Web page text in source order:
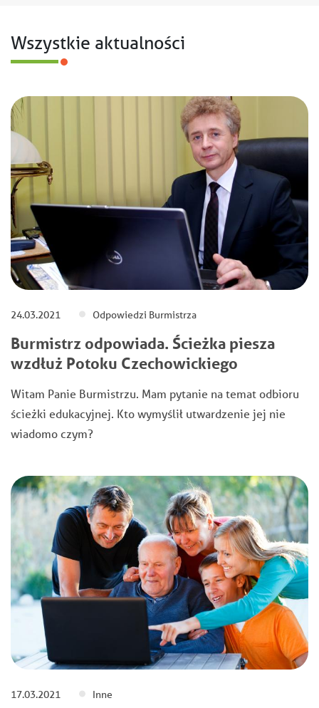
Wszystkie aktualności
24.03.2021 Odpowiedzi Burmistrza
Burmistrz odpowiada. Ścieżka piesza
wzdłuż Potoku Czechowickiego
Witam Panie Burmistrzu. Mam pytanie na temat odbioru
ścieżki edukacyjnej. Kto wymyślił utwardzenie jej nie
wiadomo czym?
17.03.2021 Inne